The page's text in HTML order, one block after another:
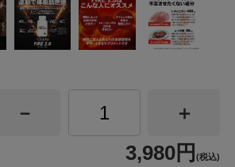
3,980円 (税込)